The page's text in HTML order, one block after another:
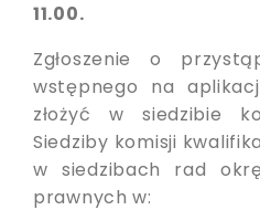
11.00.
Zgłoszenie o
wstępnego na
złożyć w siedzibie
Siedziby komisji
w siedzibach rad
prawnych w: